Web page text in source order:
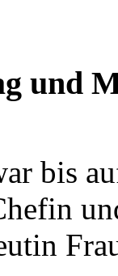
und
bis